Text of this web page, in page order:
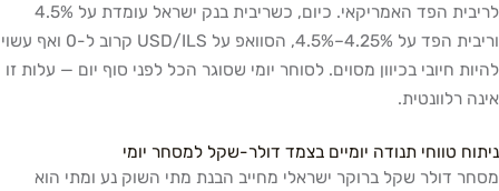
לריבית הפד האמריקאי. כיום, כשריבית בנק ישראל עומדת על 4.5%
וריבית הפד על 4.25%–4.5%, הסוואפ על USD/ILS קרוב ל-0 ואף עשוי
להיות חיובי בכיוון מסוים. לסוחר יומי שסוגר הכל לפני סוף יום — עלות זו
אינה רלוונטית.
ניתוח טווחי תנודה יומיים בצמד דולר-שקל למסחר יומי
מסחר דולר שקל ברוקר ישראלי מחייב הבנת מתי השוק נע ומתי הוא